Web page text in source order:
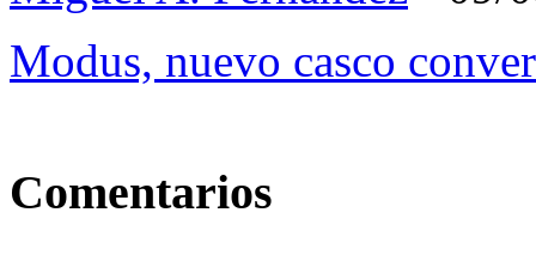
Modus, nuevo casco
Comentarios